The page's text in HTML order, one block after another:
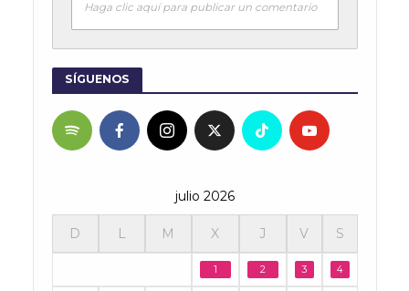
Haga clic aquí para publicar un comentario
SÍGUENOS
julio 2026
D L M X J V S
1 2 3 4